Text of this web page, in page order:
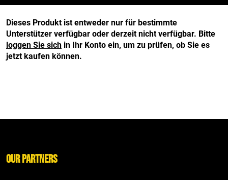
Dieses Produkt ist entweder nur für bestimmte
Unterstützer verfügbar oder derzeit nicht verfügbar. Bitte
loggen Sie sich in Ihr Konto ein, um zu prüfen, ob Sie es
jetzt kaufen können.
Our Partners